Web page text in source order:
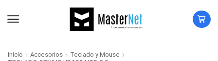
Inicio Accesorios Teclado y Mouse